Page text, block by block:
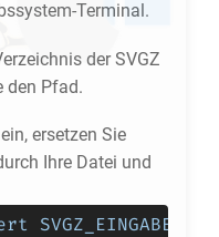
Terminal.
derSVGZ
den Pfad.
ersetzen Sie
Ihre Datei und